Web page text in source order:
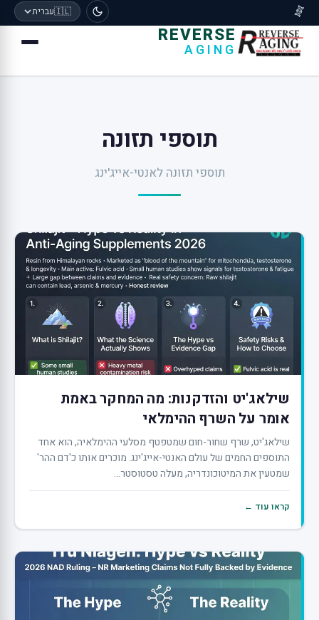
🧬
🇮🇱עברית
REVERSE
AGING
תוספי תזונה
תוספי תזונה לאנטי-אייג'ינג
שילאג'יט והזדקנות: מה המחקר באמת
אומר על השרף ההימלאי
שילאג'יט, שרף שחור-חום שמטפטף מסלעי ההימלאיה, הוא אחד
התוספים החמים של עולם האנטי-אייג'ינג. מוכרים אותו כ'דם ההר'
שמטעין את המיטוכונדריה, מעלה טסטוסטר...
קראו עוד ←